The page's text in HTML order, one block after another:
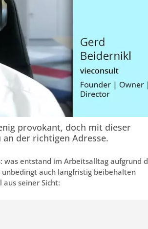
provokant, doch mit dieser
an der richtigen Adresse.
was entstand im Arbeitsalltag aufgrund
unbedingt auch langfristig beibehalten
seiner Sicht: